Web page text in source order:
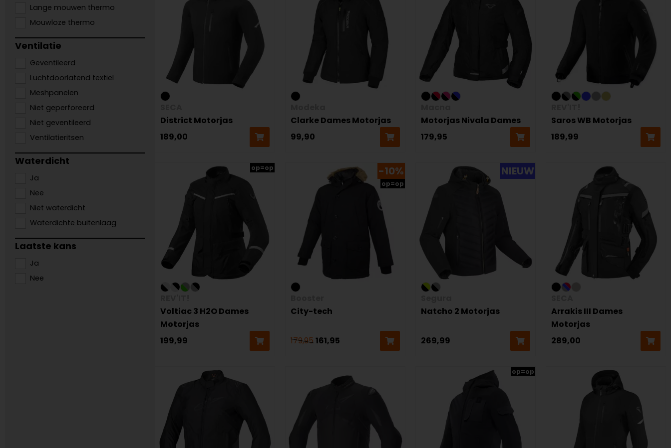
Lange mouwen thermo
Mouwloze thermo
Ventilatie
Geventileerd
Luchtdoorlatend textiel
Meshpanelen
Niet geperforeerd
Niet geventileerd
Ventilatieritsen
Waterdicht
Ja
Nee
Niet waterdicht
Waterdichte buitenlaag
Laatste kans
Ja
Nee
District Motorjas
189,00
Clarke Dames Motorjas
99,90
Motorjas Nivala Dames
179,95
Saros WB Motorjas
189,99
op=op
Voltiac 3 H2O Dames
Motorjas
199,99
-10%
op=op
City-tech
179,95 161,95
NIEUW
Natcho 2 Motorjas
269,99
Arrakis III Dames
Motorjas
289,00
op=op